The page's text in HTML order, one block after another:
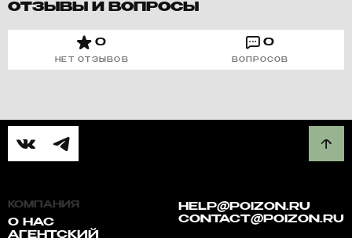
ОТЗЫВЫ И ВОПРОСЫ
0
НЕТ ОТЗЫВОВ
0
ВОПРОСОВ
КОМПАНИЯ
О НАС
АГЕНТСКИЙ
HELP@POIZON.RU
CONTACT@POIZON.RU